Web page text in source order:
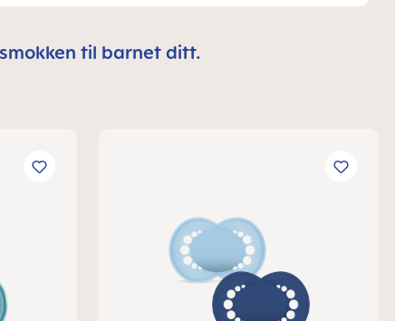
til barnet ditt.